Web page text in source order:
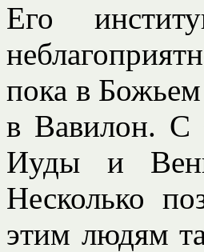
Его
пока в
в Вавилон. С
Иуды и
Несколько
этим людям